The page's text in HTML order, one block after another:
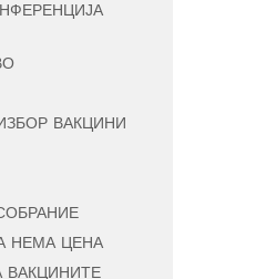
ВАКЦИНИ
НЕМА ЦЕНА
ВАКЦИНИТЕ